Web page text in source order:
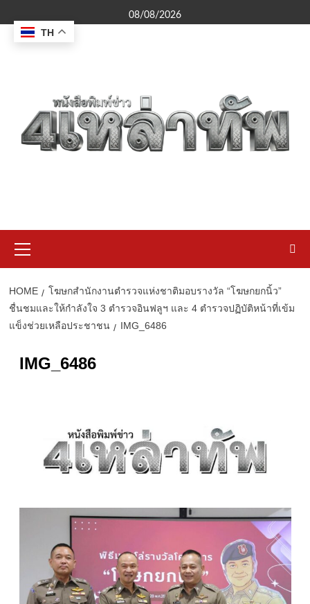
to
content
08/08/2026
Menu
HOME
โฆษกสำนักงานตำรวจแห่งชาติมอบรางวัล “โฆษกยกนิ้ว”
ชื่นชมและให้กำลังใจ 3 ตำรวจอินฟลูฯ และ 4 ตำรวจปฏิบัติหน้าที่เข้ม
แข็งช่วยเหลือประชาชน
IMG_6486
IMG_6486
TH